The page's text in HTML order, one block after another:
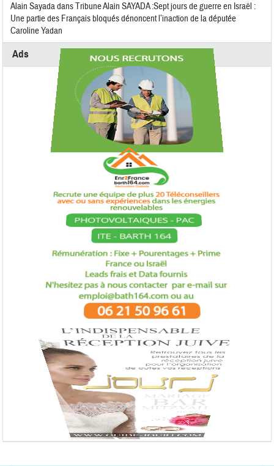
Alain SayadadansTribune Alain SAYADA :Sept jours de guerre en Israël :
Une partie des Français bloqués dénoncent l’inaction de la députée
Caroline Yadan
Ads